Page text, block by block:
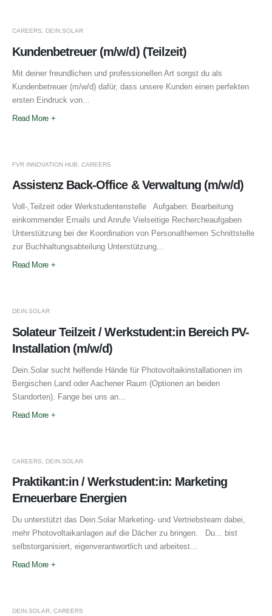
Kundenbetreuer (m/w/d) (Teilzeit)
CAREERS DEIN.SOLAR
Mit deiner freundlichen und professionellen Art sorgst du als
Kundenbetreuer (m/w/d) dafür, dass unsere Kunden einen perfekten
ersten Eindruck von...
Read More +
Assistenz Back-Office & Verwaltung (m/w/d)
FVR INNOVATION HUB CAREERS
Voll-,Teilzeit oder Werkstudentenstelle Aufgaben: Bearbeitung
einkommender Emails und Anrufe Vielseitige Rechercheaufgaben
Unterstützung bei der Koordination von Personalthemen Schnittstelle
zur Buchhaltungsabteilung Unterstützung...
Read More +
Solateur Teilzeit / Werkstudent:in Bereich PV-
Installation (m/w/d)
DEIN.SOLAR
Dein.Solar sucht helfende Hände für Photovoltaikinstallationen im
Bergischen Land oder Aachener Raum (Optionen an beiden
Standorten). Fange bei uns an...
Read More +
Praktikant:in / Werkstudent:in: Marketing
Erneuerbare Energien
CAREERS DEIN.SOLAR
Du unterstützt das Dein.Solar Marketing- und Vertriebsteam dabei,
mehr Photovoltaikanlagen auf die Dächer zu bringen. Du... bist
selbstorganisiert, eigenverantwortlich und arbeitest...
Read More +
DEIN.SOLAR, CAREERS